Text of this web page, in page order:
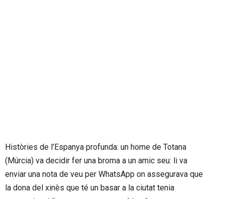
Històries de l’Espanya profunda: un home de Totana
(Múrcia) va decidir fer una broma a un amic seu: li va
enviar una nota de veu per WhatsApp on assegurava que
la dona del xinès que té un basar a la ciutat tenia